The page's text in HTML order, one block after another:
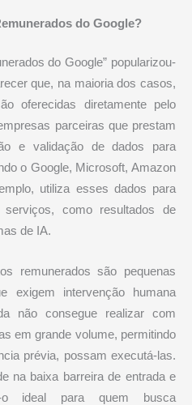
do Google?
do Google” popularizou-
que, na maioria dos casos,
oferecidas diretamente pelo
parceiras que prestam
e validação de dados para
o Google, Microsoft, Amazon
utiliza esses dados para
como resultados de
de IA.
remunerados são pequenas
exigem intervenção humana
não consegue realizar com
em grande volume, permitindo
prévia, possam executá-las.
na baixa barreira de entrada e
o ideal para quem busca